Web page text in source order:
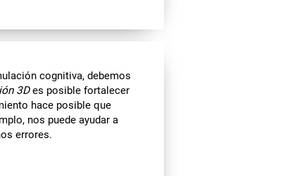
cognitiva, debemos
3Des posible fortalecer
hace posible que
nos puede ayudar a
errores.